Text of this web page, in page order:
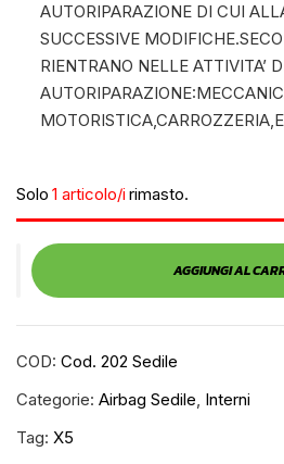
AUTORIPARAZIONE DI CUI
SUCCESSIVE
RIENTRANO NELLE ATTIVITA’
Solo 1 articolo/i rimasto.
AGGIUNGI AL
COD: Cod. 202 Sedile
Categorie: Airbag Sedile, Interni
Tag: X5